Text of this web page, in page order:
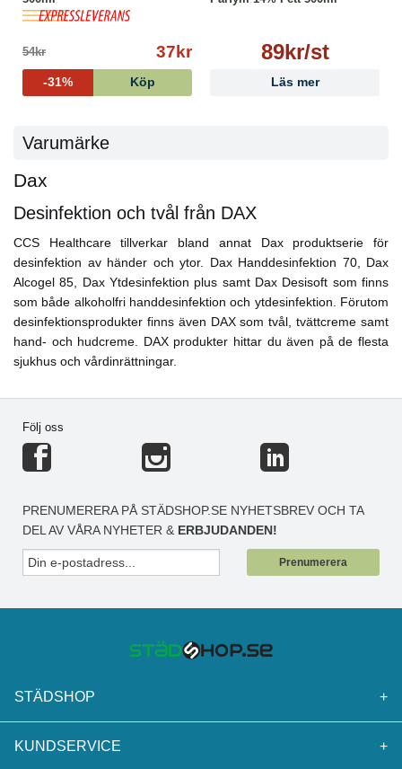
54kr 37kr
-31% Köp
89kr/st
Läs mer
Varumärke
Dax
Desinfektion och tvål från DAX
CCS Healthcare tillverkar bland annat Dax produktserie för
desinfektion av händer och ytor. Dax Handdesinfektion 70, Dax
Alcogel 85, Dax Ytdesinfektion plus samt Dax Desisoft som finns
som både alkoholfri handdesinfektion och ytdesinfektion. Förutom
desinfektionsprodukter finns även DAX som tvål, tvättcreme samt
hand- och hudcreme. DAX produkter hittar du även på de flesta
sjukhus och vårdinrättningar.
Följ oss
PRENUMERERA PÅ STÄDSHOP.SE NYHETSBREV OCH TA
DEL AV VÅRA NYHETER & ERBJUDANDEN!
Prenumerera
STÄDSHOP +
KUNDSERVICE +